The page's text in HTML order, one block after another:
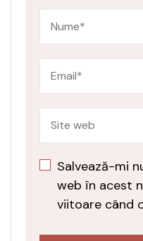
Salvează-mi
web în acest
viitoare când